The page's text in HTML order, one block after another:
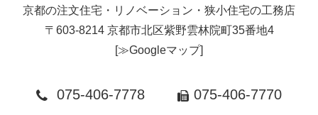
京都の注文住宅・リノベーション・狭小住宅の工務店
〒603-8214 京都市北区紫野雲林院町35番地4
[≫Googleマップ]
075-406-7778 075-406-7770